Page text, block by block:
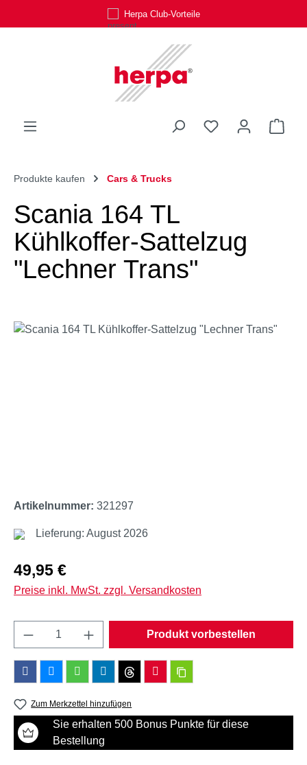
Zum Hauptinhalt springenHerpa Club-Vorteile
Du hast 0
Produkte kaufen Cars & Trucks
Scania 164 TL
Kühlkoffer-Sattelzug
"Lechner Trans"
Bildergalerie überspringen
Artikelnummer: 321297
Lieferung: August 2026
Regulärer Preis:
49,95 €
Preise inkl. MwSt. zzgl. Versandkosten
Produkt Anzahl: Gib den gewünschten
Produkt vorbestellen
Zum Merkzettel hinzufügen
Sie erhalten 500 Bonus Punkte für diese
Bestellung